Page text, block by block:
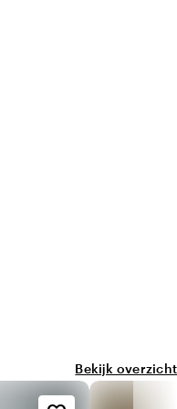
Bekijk overzicht